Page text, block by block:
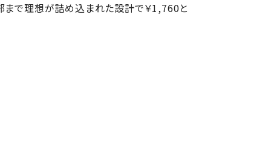
まで理想が詰め込まれた設計で￥1,760と